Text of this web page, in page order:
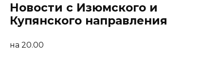
Новости с Изюмского и
Купянского направления
на 20.00